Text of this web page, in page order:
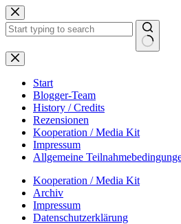
Zum
Inhalt
springen
Start
Blogger-Team
History / Credits
Rezensionen
Kooperation / Media Kit
Impressum
Allgemeine
Kooperation / Media Kit
Archiv
Impressum
Datenschutzerklärung